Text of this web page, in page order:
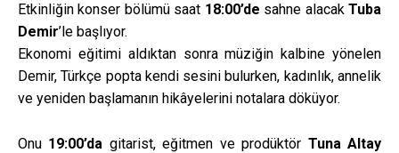
Etkinliğin konser bölümü saat 18:00’de sahne alacakTuba
Demir’le başlıyor.
Ekonomi eğitimi aldıktan sonra müziğin kalbine yönelen
Demir, Türkçe popta kendi sesini bulurken, kadınlık, annelik
ve yeniden başlamanın hikâyelerini notalara döküyor.
Onu 19:00’da gitarist, eğitmen ve prodüktör Tuna Altay